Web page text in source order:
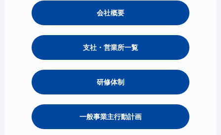
会社概要
支社・営業所一覧
研修体制
一般事業主行動計画